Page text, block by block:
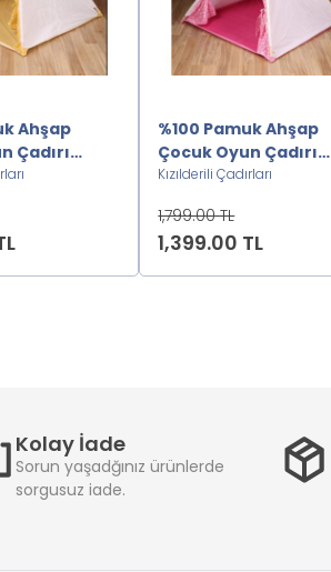
Ahşap
Çadırı
%100 Pamuk Ahşap
Çocuk Oyun Çadırı
Kızılderili-
Kızılderili Çadırları
1,799.00 TL
1,399.00 TL
Kolay İade
Sorun yaşadğınız ürünlerde
sorgusuz iade.